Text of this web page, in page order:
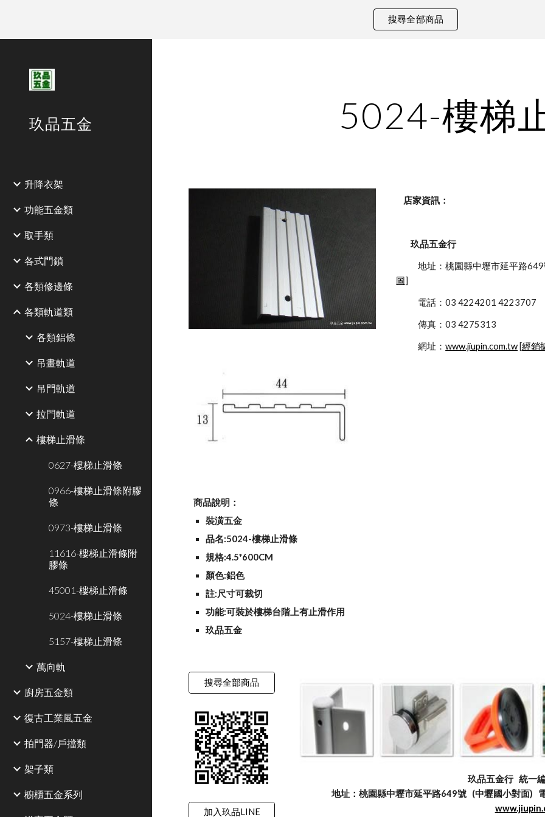
搜尋全部商品
玖品五金
升降衣架
功能五金類
取手類
各式門鎖
各類修邊條
各類軌道類
各類鋁條
吊畫軌道
吊門軌道
拉門軌道
樓梯止滑條
0627-樓梯止滑條
0966-樓梯止滑條附膠
條
0973-樓梯止滑條
11616-樓梯止滑條附
膠條
45001-樓梯止滑條
5024-樓梯止滑條
5157-樓梯止滑條
萬向軌
廚房五金類
復古工業風五金
拍門器/戶擋類
架子類
櫥櫃五金系列
5024-樓梯
    店家資訊：
玖品五金行
地址：桃園縣中壢市延平路
圖]
            電話：03 4224201 4223707
            傳真：03 4275313
            網址：
www.jiupin.com.tw [經銷
商品說明：
裝潢五金
品名:5024-樓梯止滑條
規格:4.5*600CM
顏色:鋁色
註:尺寸可裁切
功能:可裝於樓梯台階上有止滑作用
玖品五金
搜尋全部商品
加入玖品LINE
玖品五金行 統一
地址：桃園縣中壢市延平路649號 (中壢國小對面)